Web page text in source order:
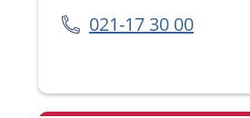
021-17 30 00